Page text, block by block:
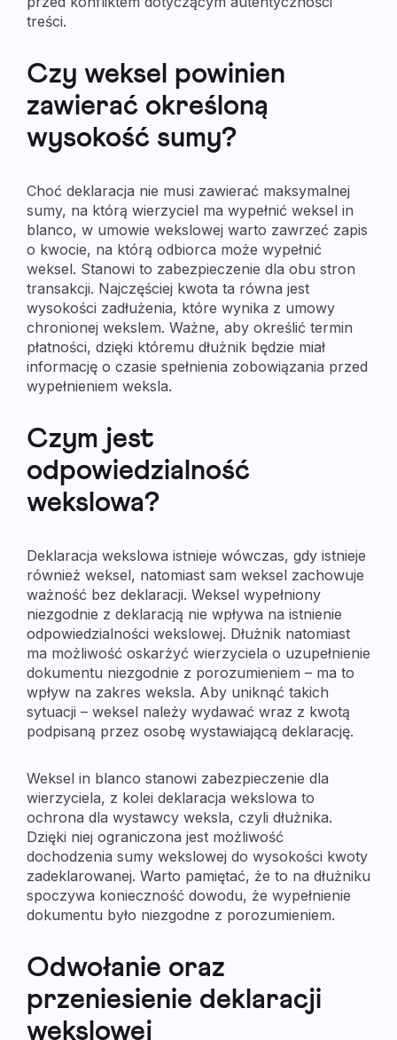
treści.
Czy weksel powinien
zawierać określoną
wysokość sumy?
Choć deklaracja nie musi zawierać maksymalnej
sumy, na którą wierzyciel ma wypełnić weksel in
blanco, w umowie wekslowej warto zawrzeć zapis
o kwocie, na którą odbiorca może wypełnić
weksel. Stanowi to zabezpieczenie dla obu stron
transakcji. Najczęściej kwota ta równa jest
wysokości zadłużenia, które wynika z umowy
chronionej wekslem. Ważne, aby określić termin
płatności, dzięki któremu dłużnik będzie miał
informację o czasie spełnienia zobowiązania przed
wypełnieniem weksla.
Czym jest
odpowiedzialność
wekslowa?
Deklaracja wekslowa istnieje wówczas, gdy istnieje
również weksel, natomiast sam weksel zachowuje
ważność bez deklaracji. Weksel wypełniony
niezgodnie z deklaracją nie wpływa na istnienie
odpowiedzialności wekslowej. Dłużnik natomiast
ma możliwość oskarżyć wierzyciela o uzupełnienie
dokumentu niezgodnie z porozumieniem – ma to
wpływ na zakres weksla. Aby uniknąć takich
sytuacji – weksel należy wydawać wraz z kwotą
podpisaną przez osobę wystawiającą deklarację.
Weksel in blanco stanowi zabezpieczenie dla
wierzyciela, z kolei deklaracja wekslowa to
ochrona dla wystawcy weksla, czyli dłużnika.
Dzięki niej ograniczona jest możliwość
dochodzenia sumy wekslowej do wysokości kwoty
zadeklarowanej. Warto pamiętać, że to na dłużniku
spoczywa konieczność dowodu, że wypełnienie
dokumentu było niezgodne z porozumieniem.
Odwołanie oraz
przeniesienie deklaracji
wekslowej